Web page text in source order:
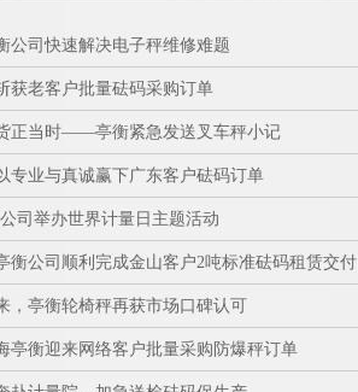
公司快速解决电子秤维修难题
获老客户批量砝码采购订单
正当时——亭衡紧急发送叉车秤小记
专业与真诚赢下广东客户砝码订单
司举办世界计量日主题活动
衡公司顺利完成金山客户2吨标准砝码租赁交付
，亭衡轮椅秤再获市场口碑认可
亭衡迎来网络客户批量采购防爆秤订单